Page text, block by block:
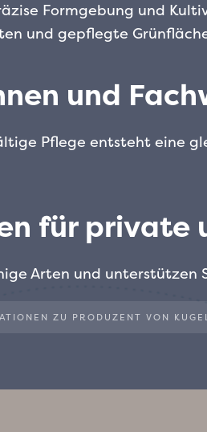
Formgebung und
und gepflegte
und
Pflege entsteht eine
für private
Arten und unterstützen
ZU PRODUZENT VON